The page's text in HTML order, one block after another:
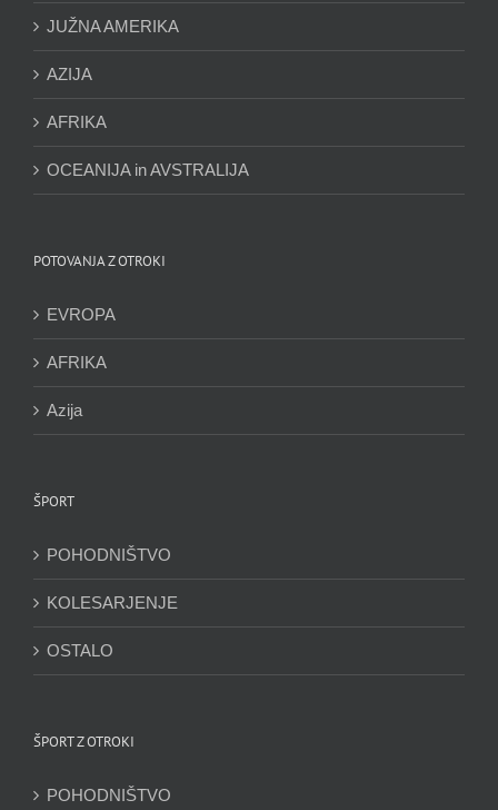
JUŽNA AMERIKA
AZIJA
AFRIKA
OCEANIJA in AVSTRALIJA
POTOVANJA Z OTROKI
EVROPA
AFRIKA
Azija
ŠPORT
POHODNIŠTVO
KOLESARJENJE
OSTALO
ŠPORT Z OTROKI
POHODNIŠTVO